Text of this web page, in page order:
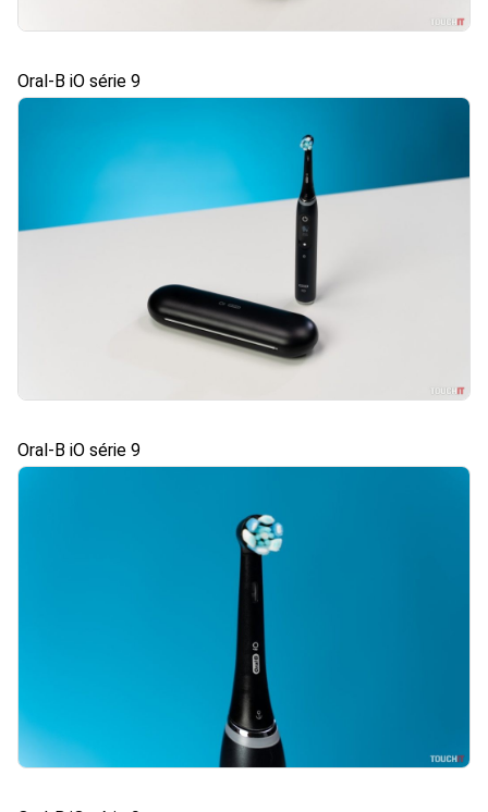
Oral-B iO série 9
Oral-B iO série 9